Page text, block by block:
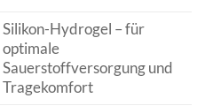
Silikon-Hydrogel – für
optimale
Sauerstoffversorgung und
Tragekomfort